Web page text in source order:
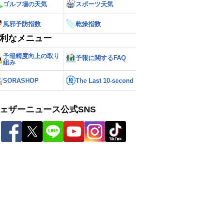
ゴルフ場の天気 スポーツ天気
風邪予防指数 乾燥指数
なメニュー
予報精度向上の取り
組み
予報に関するFAQ
SORASHOP The Last 10-second
ザーニュース公式SNS